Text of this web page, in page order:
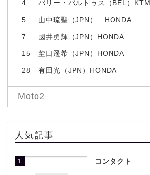
4 バリー・バルトゥス（BEL）KTM
5 山中琉聖（JPN） HONDA
7 國井勇輝（JPN）HONDA
15 埜口遥希（JPN）HONDA
28 有田光（JPN）HONDA
Moto2
人気記事
1 コンタクト